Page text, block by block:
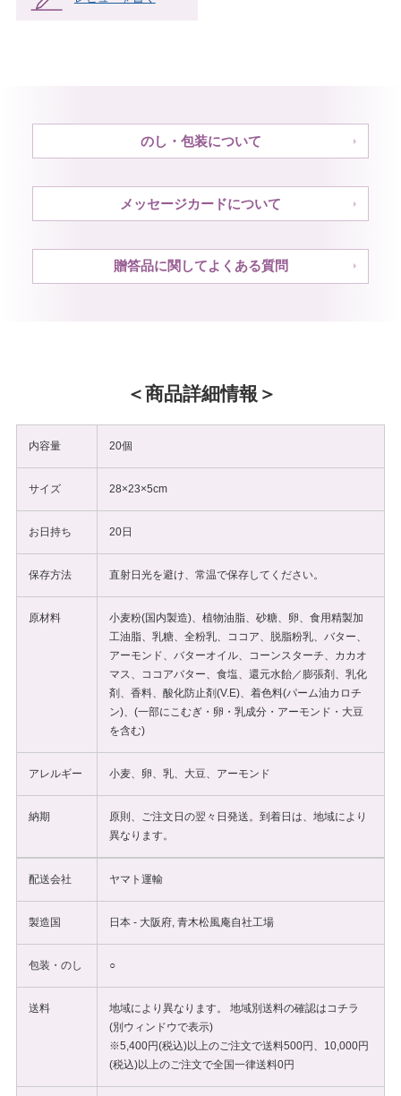
のし・包装について
メッセージカードについて
贈答品に関してよくある質問
商品詳細情報
内容量 20個
サイズ 28×23×5cm
お日持ち 20日
保存方法 直射日光を避け、常温で保存してください。
原材料
小麦粉(国内製造)、植物油脂、砂糖、卵、食用精製加
工油脂、乳糖、全粉乳、ココア、脱脂粉乳、バター、
アーモンド、バターオイル、コーンスターチ、カカオ
マス、ココアバター、食塩、還元水飴／膨張剤、乳化
剤、香料、酸化防止剤(V.E)、着色料(パーム油カロチ
ン)、(一部にこむぎ・卵・乳成分・アーモンド・大豆
を含む)
アレルギー 小麦、卵、乳、大豆、アーモンド
納期
原則、ご注文日の翌々日発送。到着日は、地域により
異なります。
配送会社 ヤマト運輸
製造国 日本 - 大阪府, 青木松風庵自社工場
包装・のし ○
送料 地域により異なります。 地域別送料の確認はコチラ
(別ウィンドウで表示)
※5,400円(税込)以上のご注文で送料500円、10,000円
(税込)以上のご注文で全国一律送料0円